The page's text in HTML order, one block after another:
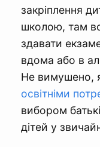
закріплення
школою, там
здавати
вдома або в
Не вимушено,
освітніми
вибором
дітей у